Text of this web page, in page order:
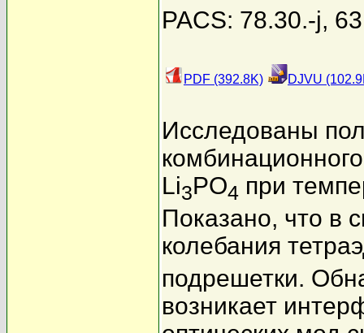
PACS: 78.30.-j,
PDF (392.8K) DJVU
Исследованы
Li3PO4 при
Показано, что в
колебания
подрешетки.
возникает